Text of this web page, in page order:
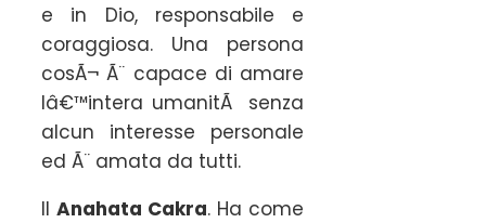
e in Dio, responsabile e
coraggiosa. Una persona
cosÃ¬ Ã¨ capace di amare
lâ€™intera umanitÃ senza
alcun interesse personale
ed Ã¨ amata da tutti.
IlAnahata Cakra. Ha come